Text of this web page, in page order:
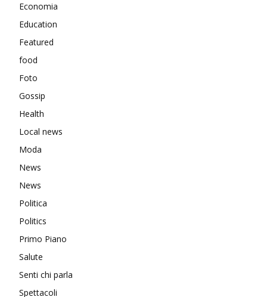
Economia
Education
Featured
food
Foto
Gossip
Health
Local news
Moda
News
News
Politica
Politics
Primo Piano
Salute
Senti chi parla
Spettacoli